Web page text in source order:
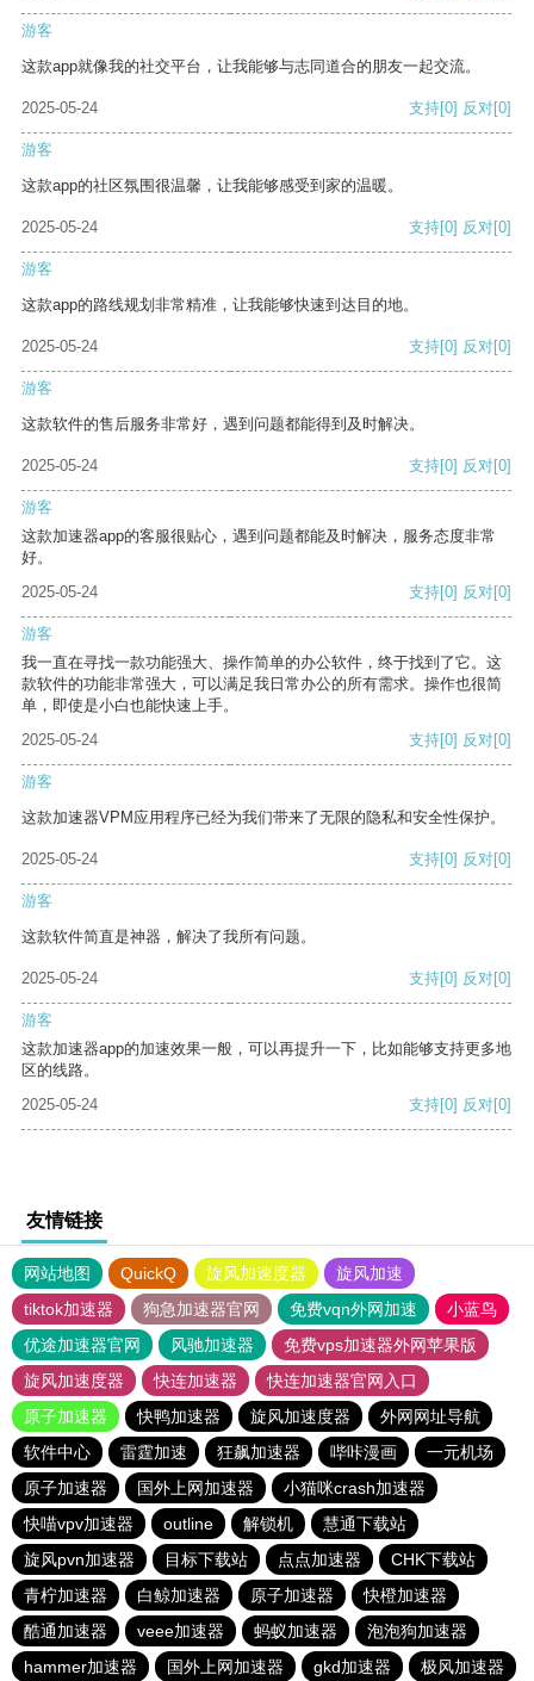
游客
这款app就像我的社交平台，让我能够与志同道合的朋友一起交流。
2025-05-24 支持[0] 反对[0]
游客
这款app的社区氛围很温馨，让我能够感受到家的温暖。
2025-05-24 支持[0] 反对[0]
游客
这款app的路线规划非常精准，让我能够快速到达目的地。
2025-05-24 支持[0] 反对[0]
游客
这款软件的售后服务非常好，遇到问题都能得到及时解决。
2025-05-24 支持[0] 反对[0]
游客
这款加速器app的客服很贴心，遇到问题都能及时解决，服务态度非常
好。
2025-05-24
支持[0] 反对[0]
游客
我一直在寻找一款功能强大、操作简单的办公软件，终于找到了它。这
款软件的功能非常强大，可以满足我日常办公的所有需求。操作也很简
单，即使是小白也能快速上手。
2025-05-24
支持[0] 反对[0]
游客
这款加速器VPM应用程序已经为我们带来了无限的隐私和安全性保护。
2025-05-24 支持[0] 反对[0]
游客
这款软件简直是神器，解决了我所有问题。
2025-05-24 支持[0] 反对[0]
游客
这款加速器app的加速效果一般，可以再提升一下，比如能够支持更多地
区的线路。
2025-05-24
支持[0] 反对[0]
友情链接
网站地图 QuickQ 旋风加速度器
旋风加速
tiktok加速器
狗急加速器官网 免费vqn外网加速
小蓝鸟
优途加速器官网
风驰加速器
免费vps加速器外网苹果版
旋风加速度器
快连加速器
快连加速器官网入口
原子加速器
快鸭加速器 旋风加速度器
外网网址导航
软件中心
雷霆加速 狂飙加速器 哔咔漫画
一元机场
原子加速器
国外上网加速器
小猫咪crash加速器
快喵vpv加速器
outline 解锁机
慧通下载站
旋风pvn加速器
目标下载站 点点加速器
CHK下载站
青柠加速器
白鲸加速器 原子加速器
快橙加速器
酷通加速器
veee加速器 蚂蚁加速器
泡泡狗加速器
hammer加速器
国外上网加速器 gkd加速器 极风加速器